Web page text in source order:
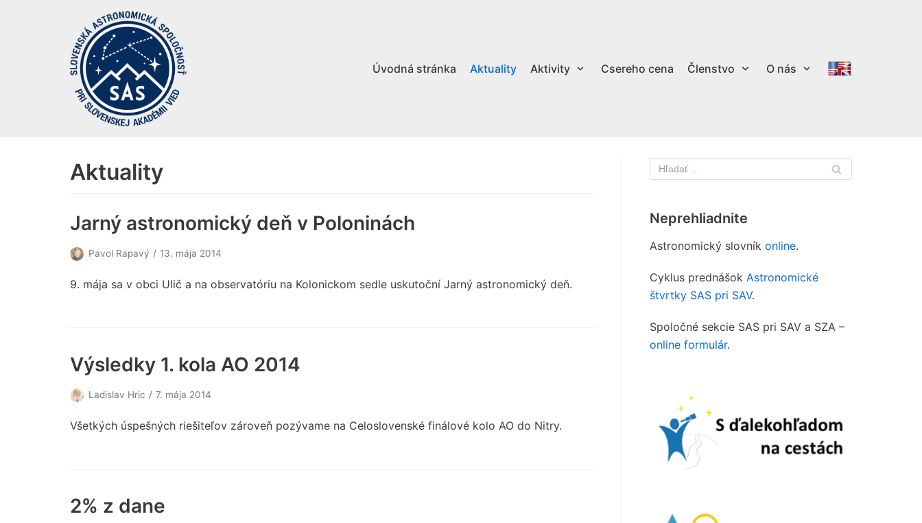
Úvodná stránka Aktuality Aktivity Csereho cena Členstvo O nás
Aktuality
Jarný astronomický deň v Poloninách
Pavol Rapavý 13. mája 2014
9. mája sa v obci Ulič a na observatóriu na Kolonickom sedle uskutoční Jarný astronomický deň.
Výsledky 1. kola AO 2014
Ladislav Hric 7. mája 2014
Všetkých úspešných riešiteľov zároveň pozývame na Celoslovenské finálové kolo AO do Nitry.
2% z dane
Neprehliadnite
Astronomický slovník online.
Cyklus prednášok Astronomické
štvrtky SAS pri SAV.
Spoločné sekcie SAS pri SAV a SZA –
online formulár.